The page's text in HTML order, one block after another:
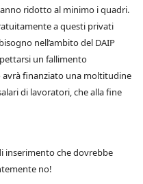
ridotto al minimo i quadri.
a questi privati
nell’ambito del DAIP
un fallimento
avrà finanziato una moltitudine
di lavoratori, che alla fine
inserimento che dovrebbe
no!